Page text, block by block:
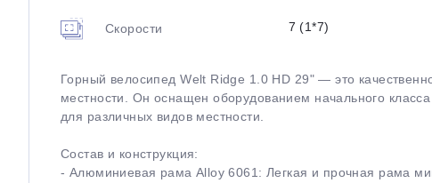
Скорости 7 (1*7)
Горный велосипед Welt Ridge 1.0 HD 29" — это
местности. Он оснащен оборудованием начального
для различных видов местности.
Состав и конструкция:
- Алюминиевая рама Alloy 6061: Легкая и прочная рама